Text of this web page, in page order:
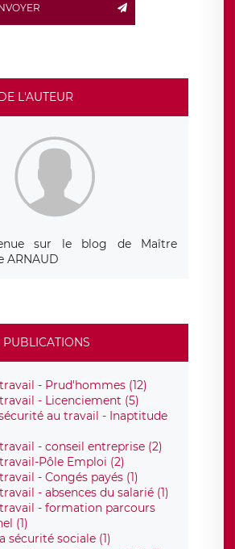
et offrant des
clauses de protection
relatif à vos données à caractère
exercer ces droits auprès du délégué
société LÉGAVOX, sis 9 rue Léopold
joignable à l’adresse mail :
Vous avez également
une réclamation auprès d’une autorité
L'AUTEUR
sur le blog de Maître
ARNAUD
- Prud'hommes (12)
- Licenciement (5)
au travail - Inaptitude
- conseil entreprise (2)
Pôle Emploi (2)
- Congés payés (1)
- absences du salarié (1)
- formation parcours
(1)
sécurité sociale (1)